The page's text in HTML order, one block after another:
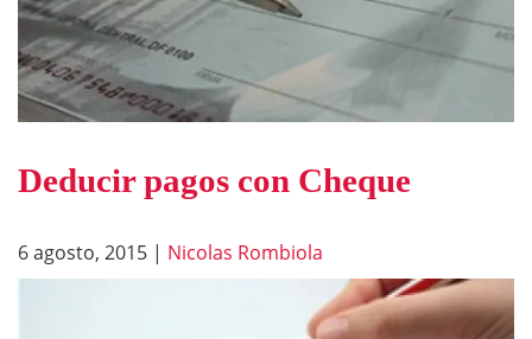
Deducir pagos con Cheque
6 agosto, 2015 | Nicolas Rombiola